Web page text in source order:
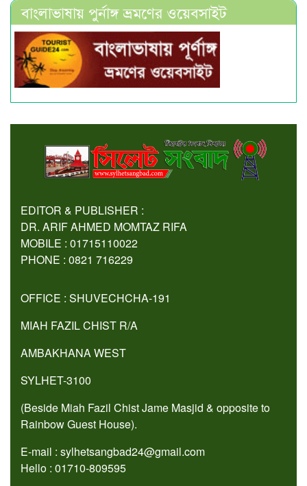
বাংলাভাষায় পুর্নাঙ্গ ভ্রমণের ওয়েবসাইট
EDITOR & PUBLISHER :
DR. ARIF AHMED MOMTAZ RIFA
MOBILE : 01715110022
PHONE : 0821 716229
OFFICE : SHUVECHCHA-191
MIAH FAZIL CHIST R/A
AMBAKHANA WEST
SYLHET-3100
(Beside Miah Fazil Chist Jame Masjid & opposite to
Rainbow Guest House).
E-mail : sylhetsangbad24@gmail.com
Hello : 01710-809595